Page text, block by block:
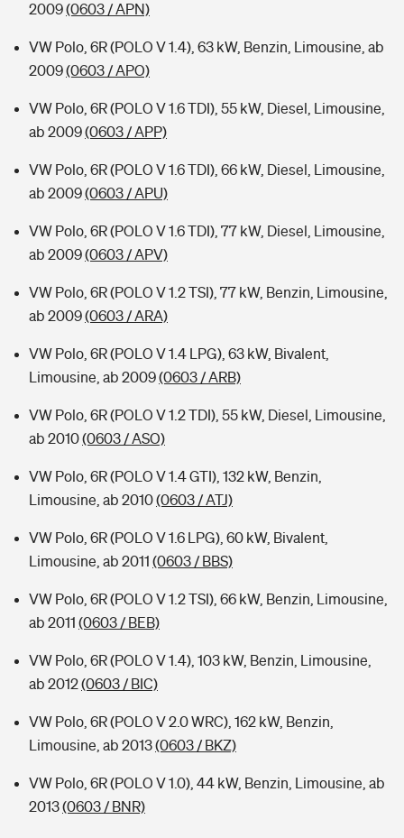
2009(0603 / APN)
VW Polo, 6R (POLO V 1.4), 63 kW, Benzin, Limousine, ab
2009(0603 / APO)
VW Polo, 6R (POLO V 1.6 TDI), 55 kW, Diesel, Limousine,
ab 2009(0603 / APP)
VW Polo, 6R (POLO V 1.6 TDI), 66 kW, Diesel, Limousine,
ab 2009(0603 / APU)
VW Polo, 6R (POLO V 1.6 TDI), 77 kW, Diesel, Limousine,
ab 2009(0603 / APV)
VW Polo, 6R (POLO V 1.2 TSI), 77 kW, Benzin, Limousine,
ab 2009(0603 / ARA)
VW Polo, 6R (POLO V 1.4 LPG), 63 kW, Bivalent,
Limousine, ab 2009(0603 / ARB)
VW Polo, 6R (POLO V 1.2 TDI), 55 kW, Diesel, Limousine,
ab 2010(0603 / ASO)
VW Polo, 6R (POLO V 1.4 GTI), 132 kW, Benzin,
Limousine, ab 2010(0603 / ATJ)
VW Polo, 6R (POLO V 1.6 LPG), 60 kW, Bivalent,
Limousine, ab 2011 (0603 / BBS)
VW Polo, 6R (POLO V 1.2 TSI), 66 kW, Benzin, Limousine,
ab 2011 (0603 / BEB)
VW Polo, 6R (POLO V 1.4), 103 kW, Benzin, Limousine,
ab 2012(0603 / BIC)
VW Polo, 6R (POLO V 2.0 WRC), 162 kW, Benzin,
Limousine, ab 2013(0603 / BKZ)
VW Polo, 6R (POLO V 1.0), 44 kW, Benzin, Limousine, ab
2013(0603 / BNR)